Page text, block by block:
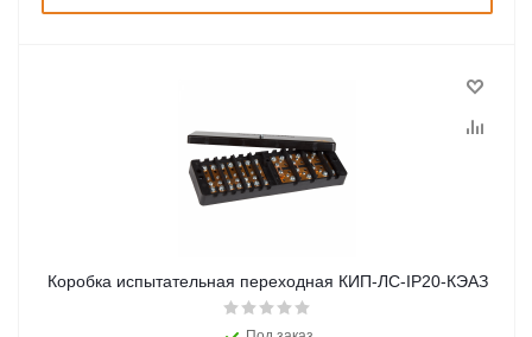
Коробка испытательная переходная КИП-ЛС-IP20-КЭАЗ